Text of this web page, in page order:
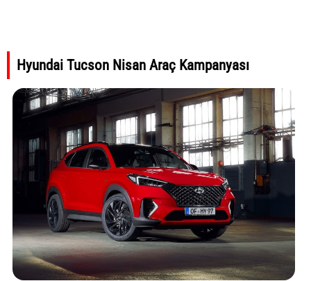
Hyundai Tucson Nisan Araç Kampanyası